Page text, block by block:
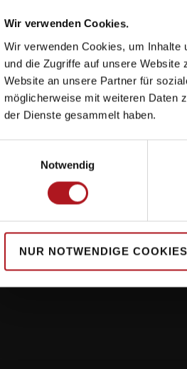
Wir verwenden Cookies.
Wir verwenden Cookies, um Inhalte
und die Zugriffe auf unsere
Website an unsere Partner für
möglicherweise mit weiteren Daten
der Dienste gesammelt haben.
Notwendig
NUR NOTWENDIGE COOKIES